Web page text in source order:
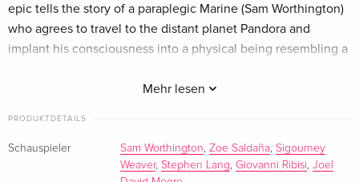
Französisch
CHF 69.50
Édition Prestige, Limited Edition, 3 4K Ultra
CHF 183.50
Italienisch
Mehr lesen
epic tells the story of a paraplegic Marine (Sam Worthington)
who agrees to travel to the distant planet Pandora and
implant his consciousness into a physical being resembling a
tested after he falls in love with an alien female (Zoe Saldana)
Of Water (2022)Having made Pandora his home, human Jake
Sully (Sam Worthington) is now living among the alien Na'vi
PRODUKTDETAILS
Schauspieler Sam Worthington, Zoe Saldaña, Sigourney
Weaver, Stephen Lang, Giovanni Ribisi, Joel